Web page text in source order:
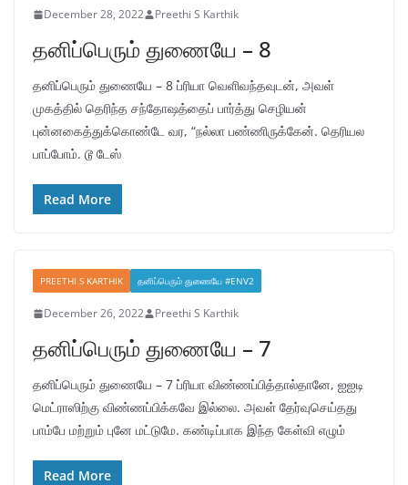
December 28, 2022 Preethi S Karthik
தனிப்பெரும் துணையே – 8
தனிப்பெரும் துணையே – 8 ப்ரியா வெளிவந்தவுடன், அவள்
முகத்தில் தெரிந்த சந்தோஷத்தைப் பார்த்து செழியன்
புன்னகைத்துக்கொண்டே வர, “நல்லா பண்ணிருக்கேன். தெரியல
பாப்போம். டூ டேஸ்
Read More
PREETHI S KARTHIK தனிப்பெரும் துணையே #ENV2
December 26, 2022 Preethi S Karthik
தனிப்பெரும் துணையே – 7
தனிப்பெரும் துணையே – 7 ப்ரியா விண்ணப்பித்தால்தானே, ஐஐடி
மெட்ராஸிற்கு விண்ணப்பிக்கவே இல்லை. அவள் தேர்வுசெய்தது
பாம்பே மற்றும் புனே மட்டுமே. கண்டிப்பாக இந்த கேள்வி எழும்
Read More